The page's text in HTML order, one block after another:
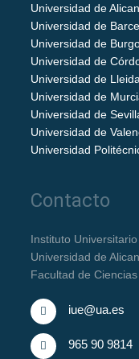
Universidad de
Universidad de
Universidad de
Universidad de
Universidad de
Universidad de
Universidad de
Universidad de
Universidad
Contacto
Instituto
Universidad de
Facultad de
iue@ua.es
965 90 9814